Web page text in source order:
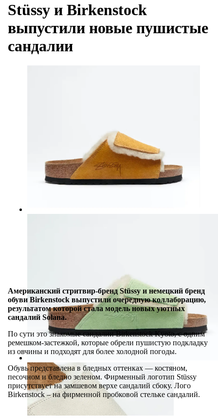
Stüssy и Birkenstock
выпустили новые пушистые
сандалии
Американский стритвир-бренд Stüssy и немецкий бренд
обуви Birkenstock выпустили очередную коллаборацию,
результатом которой стала модель новых уютных
сандалий Solana.
По сути это знакомые сандалии Birkenstock Kyoto, с одним
ремешком-застежкой, которые обрели пушистую подкладку
из овчины и подходят для более холодной погоды.
Обувь представлена в бледных оттенках — костяном,
песочном и бледно зеленом. Фирменный логотип Stüssy
присутствует на замшевом верхе сандалий сбоку. Лого
Birkenstock – на фирменной пробковой стельке сандалий.